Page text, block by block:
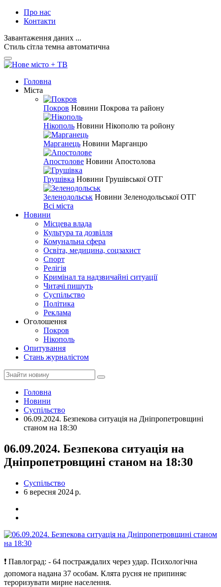
Про нас
Контакти
Завантаження даних ...
Стиль сітла темна автоматична
Головна
Міста
Покров Новини Покрова та району
Нікополь Новини Нікополю та ройону
Марганець Новини Марганцю
Апостолове Новини Апостолова
Грушівка Новини Грушівської ОТГ
Зеленодольськ Новини Зеленодольської ОТГ
Всі міста
Новини
Місцева влада
Культура та дозвілля
Комунальна сфера
Освіта, медицина, соцзахист
Спорт
Релігія
Кримінал та надзвичайні ситуації
Читачі пишуть
Суспільство
Політика
Реклама
Оголошення
Покров
Нікополь
Опитування
Стань журналістом
Головна
Новини
Суспільство
06.09.2024. Безпекова ситуація на Дніпропетровщині
станом на 18:30
06.09.2024. Безпекова ситуація на
Дніпропетровщині станом на 18:30
Суспільство
6 вересня 2024 р.
❗ Павлоград: - 64 постраждалих через удар. Психологічна
допомога надана 37 особам. Клята русня не припиняє
тероризувати мирне населення.